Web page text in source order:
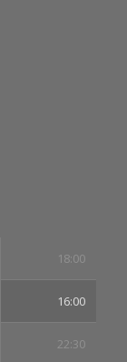
18:00
16:00
22:30